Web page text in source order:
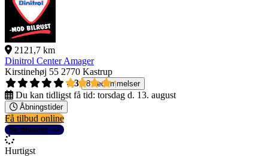
2121,7 km
Dinitrol Center Amager
Kirstinehøj 55 2770 Kastrup
4,3
8 bedømmelser
Du kan tidligst få tid: torsdag d. 13. august
Åbningstider
Få tilbud online
Se detaljer
Hurtigst